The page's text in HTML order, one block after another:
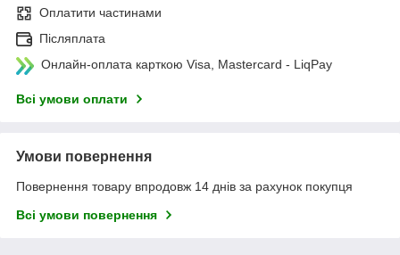
Оплатити частинами
Післяплата
Онлайн-оплата карткою Visa, Mastercard - LiqPay
Всі умови оплати
Умови повернення
Повернення товару впродовж 14 днів за рахунок покупця
Всі умови повернення